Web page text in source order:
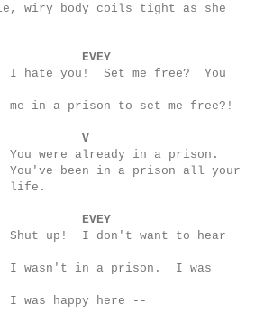
wiry body coils tight as she
EVEY
I hate you!
Set me free?
You
me in a prison to set me free?!
V
You were already in a prison.
You've been in a prison all your
life.
EVEY
Shut up!
I don't want to hear
I wasn't in a prison.
I was
I was happy here --